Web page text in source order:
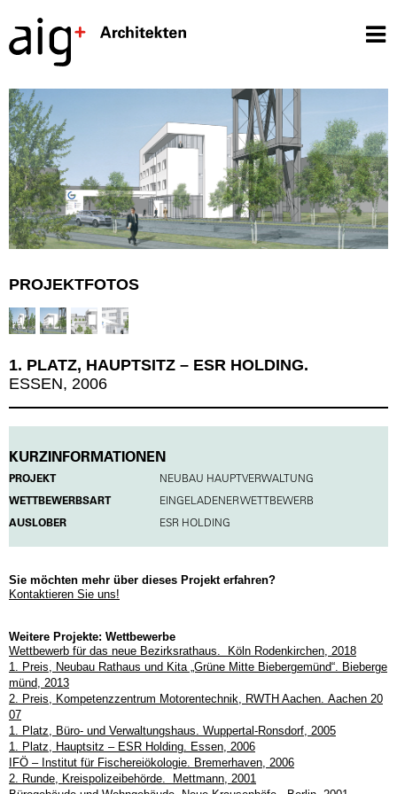
PROJEKTFOTOS
1. PLATZ, HAUPTSITZ – ESR HOLDING.
ESSEN, 2006
KURZINFORMATIONEN
PROJEKT
NEUBAU HAUPTVERWALTUNG
WETTBEWERBSART
EINGELADENER WETTBEWERB
AUSLOBER
ESR HOLDING
Sie möchten mehr über dieses Projekt erfahren?
Kontaktieren Sie uns!
Weitere Projekte: Wettbewerbe
Wettbewerb für das neue Bezirksrathaus. Köln Rodenkirchen, 2018
1. Preis, Neubau Rathaus und Kita „Grüne Mitte Biebergemünd“. Bieberge
münd, 2013
2. Preis, Kompetenzzentrum Motorentechnik, RWTH Aachen. Aachen 20
07
1. Platz, Büro- und Verwaltungshaus. Wuppertal-Ronsdorf, 2005
1. Platz, Hauptsitz – ESR Holding. Essen, 2006
IFÖ – Institut für Fischereiökologie. Bremerhaven, 2006
2. Runde, Kreispolizeibehörde. Mettmann, 2001